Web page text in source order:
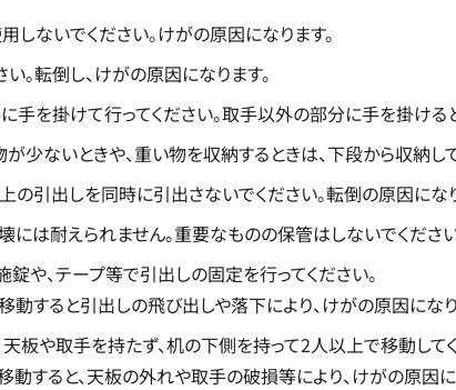
ないでください。けがの原因になります。
。転倒し、けがの原因になります。
手を掛けて行ってください。取手以外の部分に手を掛ける
少ないときや、重い物を収納するときは、下段から収納し
の引出しを同時に引出さないでください。転倒の原因にな
は耐えられません。重要なものの保管はしないでください
や、テープ等で引出しの固定を行ってください。
動すると引出しの飛び出しや落下により、けがの原因になり
板や取手を持たず、机の下側を持って2人以上で移動して
すると、天板の外れや取手の破損等により、けがの原因に